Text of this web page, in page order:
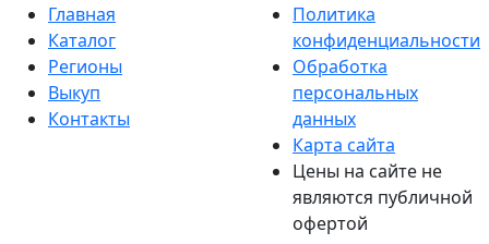
Главная
Каталог
Регионы
Выкуп
Контакты
Политика
конфиденциальности
Обработка
персональных
данных
Карта сайта
Цены на сайте не
являются публичной
офертой